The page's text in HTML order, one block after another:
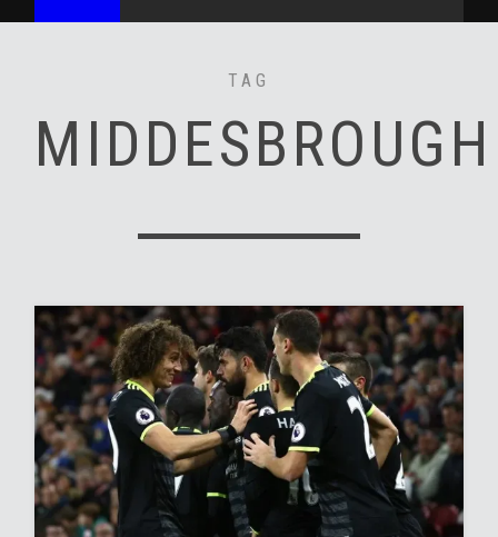
TAG
MIDDESBROUGH